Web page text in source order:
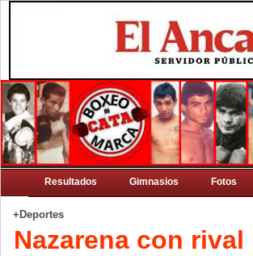
Resultados Gimnasios Fotos
+Deportes
Nazarena con rival